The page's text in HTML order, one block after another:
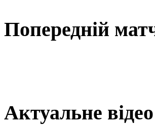
Попередній
Актуальне відео